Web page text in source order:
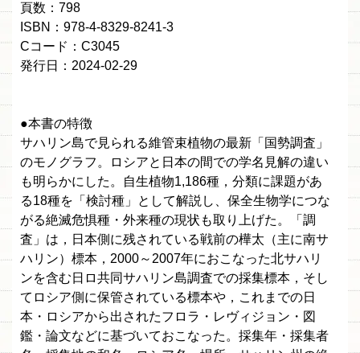
頁数：798
ISBN：978-4-8329-8241-3
Cコード：C3045
発行日：2024-02-29
●本書の特徴
サハリン島で見られる維管束植物の最新「国勢調査」
のモノグラフ。ロシアと日本の間での学名見解の違い
も明らかにした。自生植物1,186種，分類に課題があ
る18種を「検討種」として解説し、保全生物学につな
がる絶滅危惧種・外来種の現状も取り上げた。「調
査」は，日本側に残されている戦前の樺太（主に南サ
ハリン）標本，2000～2007年におこなった北サハリ
ンを含む日ロ共同サハリン島調査での採集標本，そし
てロシア側に保管されている標本や，これまでの日
本・ロシアから出されたフロラ・レヴィジョン・図
鑑・論文などに基づいておこなった。採集年・採集者